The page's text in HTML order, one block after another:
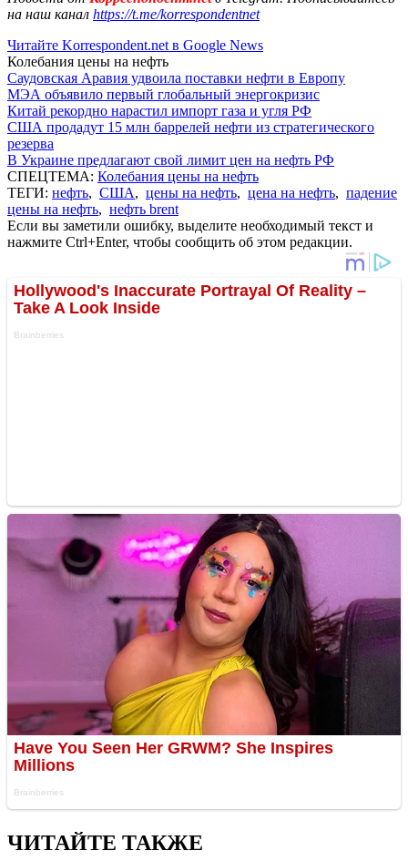
на наш канал https://t.me/korrespondentnet
Читайте Korrespondent.net в Google News
Колебания цены на нефть
Саудовская Аравия удвоила поставки нефти в Европу
МЭА объявило первый глобальный энергокризис
Китай рекордно нарастил импорт газа и угля РФ
США продадут 15 млн баррелей нефти из стратегического
резерва
В Украине предлагают свой лимит цен на нефть РФ
СПЕЦТЕМА: Колебания цены на нефть
ТЕГИ: нефть, США, цены на нефть, цена на нефть, падение
цены на нефть, нефть brent
Если вы заметили ошибку, выделите необходимый текст и
нажмите Ctrl+Enter, чтобы сообщить об этом редакции.
ЧИТАЙТЕ ТАКЖЕ